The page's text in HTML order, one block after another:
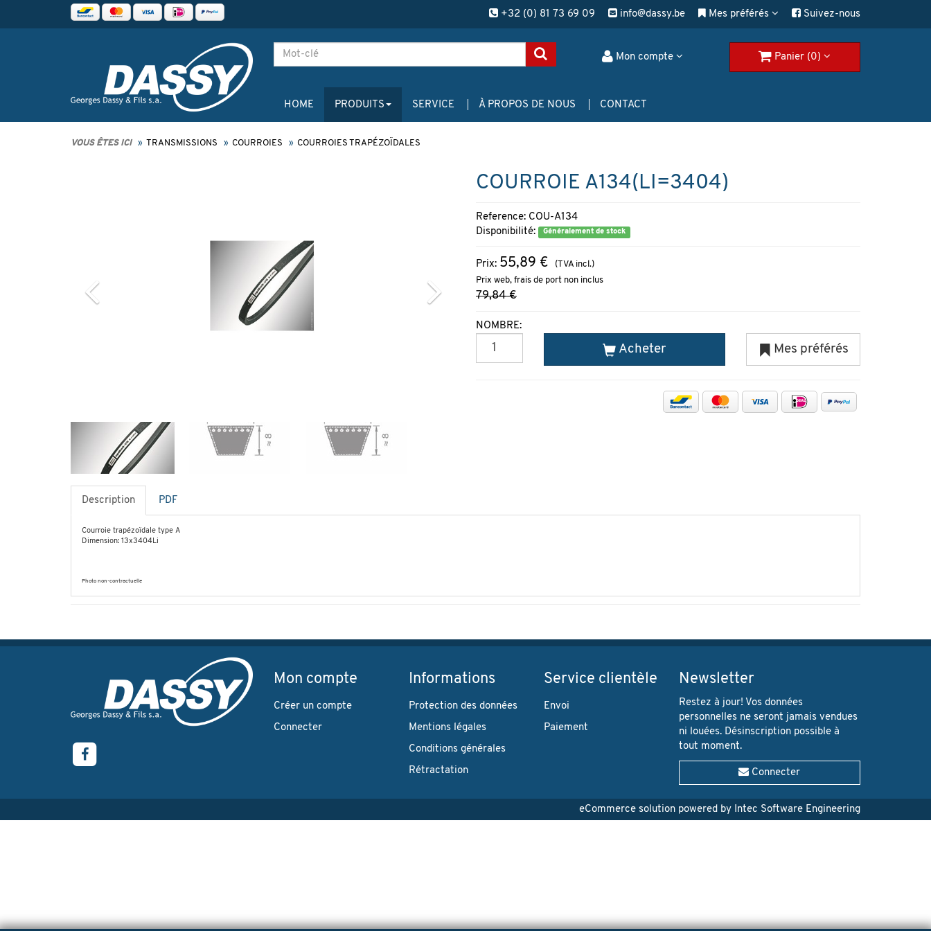
+32 (0) 81 73 69 09 info@dassy.be Mes préférés Suivez-nous
Mon compte Panier (0)
HOME PRODUITS SERVICE À PROPOS DE NOUS CONTACT
VOUS ÊTES ICI TRANSMISSIONS COURROIES COURROIES TRAPÉZOÏDALES
COURROIE A134(LI=3404)
Reference: COU-A134
Disponibilité:
Généralement de stock
Prix: 55,89 €
(TVA incl.)
Prix web, frais de port non inclus
79,84 €
NOMBRE:
Acheter Mes préférés
Description PDF
Courroie trapézoïdale type A
Dimension: 13x3404Li
Photo non-contractuelle
Mon compte
Créer un compte
Connecter
Informations
Protection des données
Mentions légales
Conditions générales
Rétractation
Service clientèle
Envoi
Paiement
Newsletter
Restez à jour! Vos données
personnelles ne seront jamais vendues
ni louées. Désinscription possible à
tout moment.
Connecter
eCommerce solution powered by Intec Software Engineering